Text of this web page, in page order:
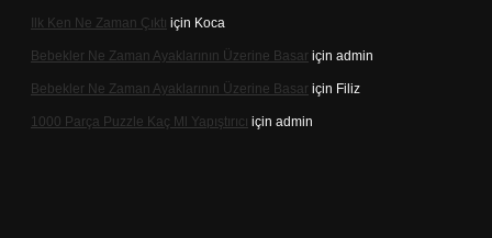
Ilk Ken Ne Zaman Çıktı için Koca
Bebekler Ne Zaman Ayaklarının Üzerine Basar için admin
Bebekler Ne Zaman Ayaklarının Üzerine Basar için Filiz
1000 Parça Puzzle Kaç Ml Yapıştırıcı için admin